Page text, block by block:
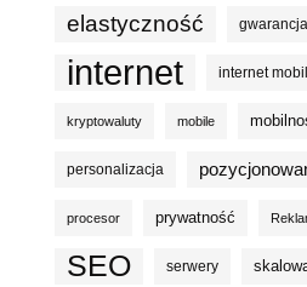
elastyczność gwarancja
internet internet
kryptowaluty mobile
personalizacja
procesor prywatność
SEO serwery